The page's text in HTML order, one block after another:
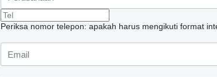
Periksa nomor telepon: apakah harus mengikuti format